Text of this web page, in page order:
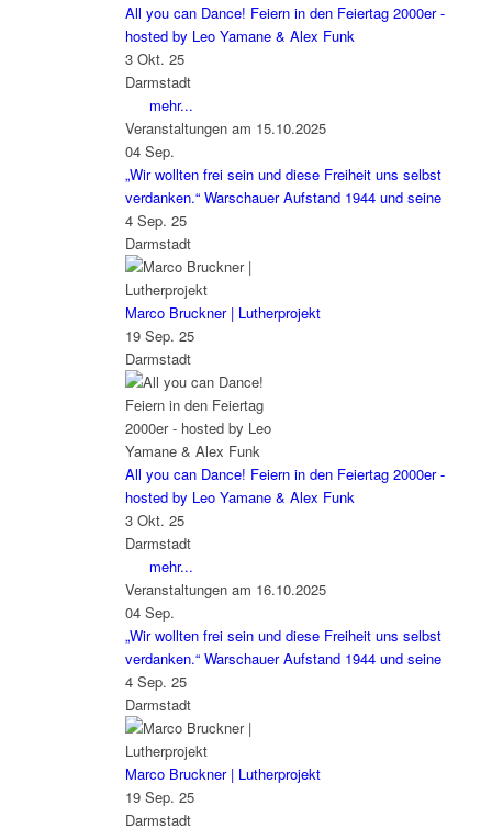
All you can Dance! Feiern in den Feiertag 2000er -
hosted by Leo Yamane & Alex Funk
3 Okt. 25
Darmstadt
mehr...
Veranstaltungen am 15.10.2025
04 Sep.
„Wir wollten frei sein und diese Freiheit uns selbst
verdanken.“ Warschauer Aufstand 1944 und seine
4 Sep. 25
Darmstadt
Marco Bruckner | Lutherprojekt
19 Sep. 25
Darmstadt
All you can Dance! Feiern in den Feiertag 2000er -
hosted by Leo Yamane & Alex Funk
3 Okt. 25
Darmstadt
mehr...
Veranstaltungen am 16.10.2025
04 Sep.
„Wir wollten frei sein und diese Freiheit uns selbst
verdanken.“ Warschauer Aufstand 1944 und seine
4 Sep. 25
Darmstadt
Marco Bruckner | Lutherprojekt
19 Sep. 25
Darmstadt